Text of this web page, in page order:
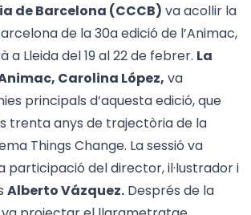
de Barcelona (CCCB) va acollir la
de la 30a edició de l’Animac,
a Lleida del 19 al 22 de febrer. La
Carolina López, va
principals d’aquesta edició, que
trenta anys de trajectòria de la
Things Change. La sessió va
del director, il·lustrador i
Alberto Vázquez. Després de la